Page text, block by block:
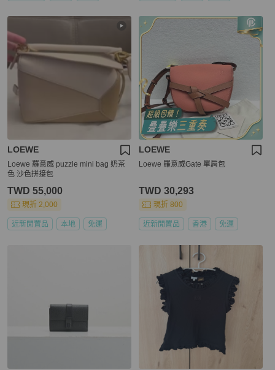
LOEWE
Loewe 羅意威 puzzle mini bag 奶茶
色 沙色拼接包
TWD 55,000
現折 2,000
近新閒置品 本地 免運
LOEWE
Loewe 羅意威Gate 單肩包
TWD 30,293
現折 800
近新閒置品 香港 免運